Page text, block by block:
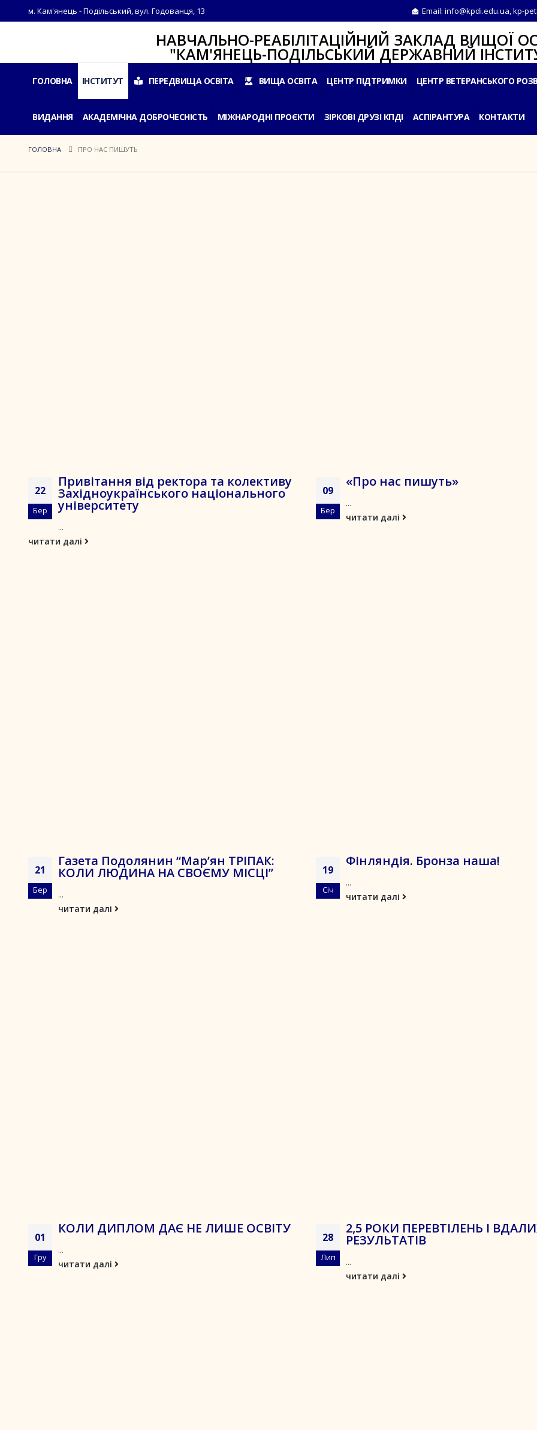
м. Кам'янець - Подільський, вул. Годованця, 13 Email: info@kpdi.edu.ua,kp-
НАВЧАЛЬНО-РЕАБІЛІТАЦІЙНИЙ ЗАКЛАД ВИЩОЇ
"КАМ'ЯНЕЦЬ-ПОДІЛЬСЬКИЙ ДЕРЖАВНИЙ
ГОЛОВНА ІНСТИТУТ ПЕРЕДВИЩА ОСВІТА ВИЩА ОСВІТА ЦЕНТР ПІДТРИМКИ ЦЕНТР ВЕТЕРАНСЬКОГО
ВИДАННЯ АКАДЕМІЧНА ДОБРОЧЕСНІСТЬ МІЖНАРОДНІ ПРОЄКТИ ЗІРКОВІ ДРУЗІ КПДІ АСПІРАНТУРА КОНТАКТИ
ГОЛОВНА ПРО НАС ПИШУТЬ
22
Бер
Привітання від ректора та колективу
Західноукраїнського національного
університету
...
читати далі
09
Бер
«Про нас пишуть»
...
читати далі
21
Бер
Газета Подолянин “Мар’ян ТРІПАК:
КОЛИ ЛЮДИНА НА СВОЄМУ МІСЦІ”
...
читати далі
19
Січ
Фінляндія. Бронза наша!
...
читати далі
01
Гру
КОЛИ ДИПЛОМ ДАЄ НЕ ЛИШЕ ОСВІТУ
...
читати далі
28
Лип
2,5 РОКИ ПЕРЕВТІЛЕНЬ І
РЕЗУЛЬТАТІВ
...
читати далі